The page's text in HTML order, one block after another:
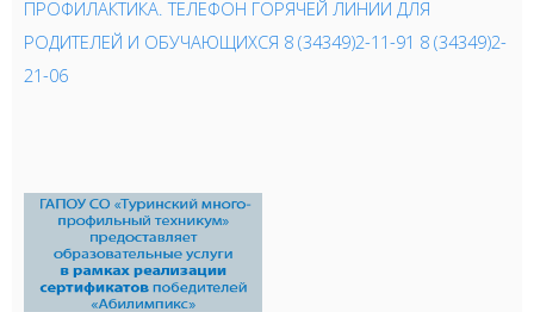
ПРОФИЛАКТИКА.ТЕЛЕФОН ГОРЯЧЕЙ ЛИНИИ ДЛЯ
РОДИТЕЛЕЙ И ОБУЧАЮЩИХСЯ 8 (34349)2-11-91 8 (34349)2-
21-06